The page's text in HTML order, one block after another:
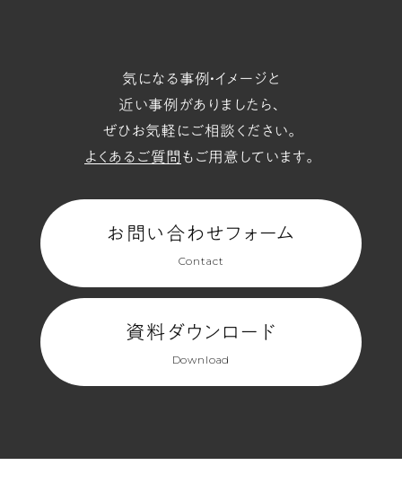
気になる事例・イメージと
近い事例がありましたら、
ぜひお気軽にご相談ください。
よくあるご質問 もご用意しています。
お問い合わせフォーム
Contact
資料ダウンロード
Download